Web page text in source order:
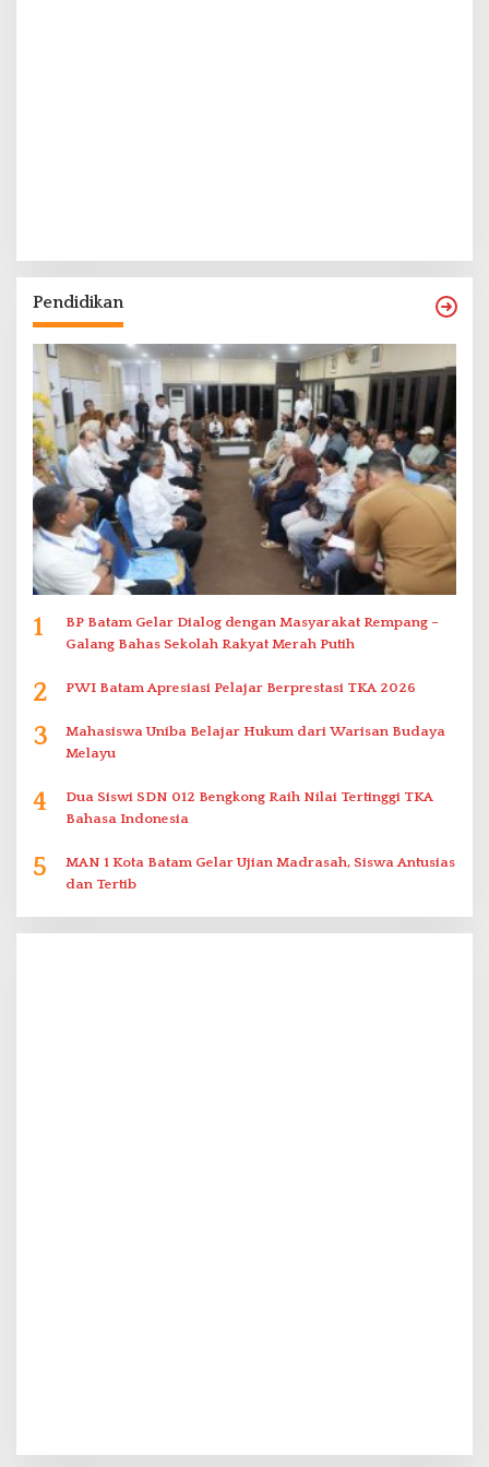
Pendidikan
1
BP Batam Gelar Dialog dengan Masyarakat Rempang –
Galang Bahas Sekolah Rakyat Merah Putih
2 PWI Batam Apresiasi Pelajar Berprestasi TKA 2026
3
Mahasiswa Uniba Belajar Hukum dari Warisan Budaya
Melayu
4
Dua Siswi SDN 012 Bengkong Raih Nilai Tertinggi TKA
Bahasa Indonesia
5
MAN 1 Kota Batam Gelar Ujian Madrasah, Siswa Antusias
dan Tertib